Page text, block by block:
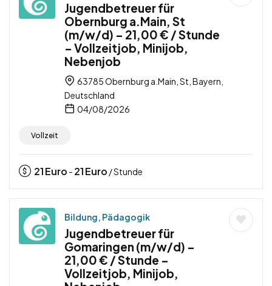
Jugendbetreuer für
Obernburg a.Main, St
(m/w/d) – 21,00 € / Stunde
– Vollzeitjob, Minijob,
Nebenjob
63785 Obernburg a.Main, St, Bayern,
Deutschland
04/08/2026
Vollzeit
21Euro - 21Euro / Stunde
Bildung, Pädagogik
Jugendbetreuer für
Gomaringen (m/w/d) –
21,00 € / Stunde –
Vollzeitjob, Minijob,